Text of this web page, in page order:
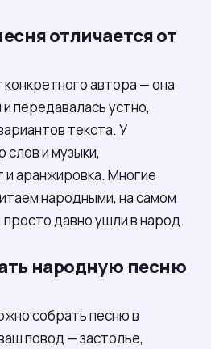
отличается от
автора — она
передавалась устно,
текста. У
слов и музыки,
и аранжировка. Многие
народными, на самом
давно ушли в народ.
народную песню
собрать песню в
повод — застолье,